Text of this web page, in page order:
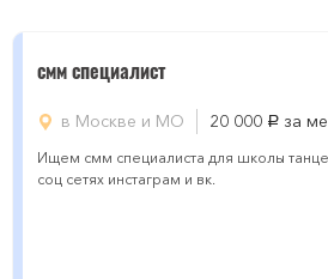
смм специалист
в Москве и МО 20 000 руб. за
Ищем смм специалиста для школы
соц сетях инстаграм и вк.